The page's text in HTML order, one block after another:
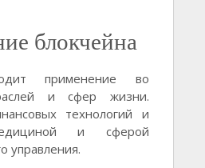
блокчейна
применение во
и сфер жизни.
технологий и
и сферой
управления.